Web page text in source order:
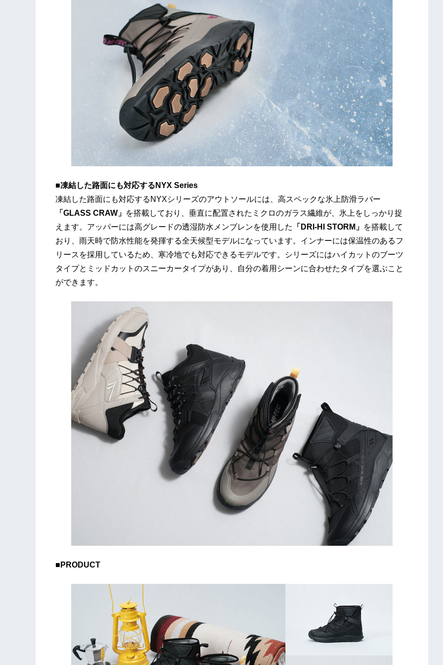
■凍結した路面にも対応するNYX Series
凍結した路面にも対応するNYXシリーズのアウトソールには、高スペックな氷上防滑ラバー
「GLASS CRAW」 を搭載しており、垂直に配置されたミクロのガラス繊維が、氷上をしっかり捉
えます。アッパーには高グレードの透湿防水メンブレンを使用した
「DRI-HI STORM」 を搭載して
おり、雨天時で防水性能を発揮する全天候型モデルになっています。インナーには保温性のあるフ
リースを採用しているため、寒冷地でも対応できるモデルです。シリーズにはハイカットのブーツ
タイプとミッドカットのスニーカータイプがあり、自分の着用シーンに合わせたタイプを選ぶこと
ができます。
■PRODUCT